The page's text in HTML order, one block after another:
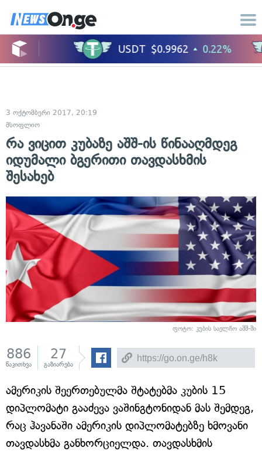
3 ოქტომბერი 2017, 20:19
მსოფლიო
რა ვიცით კუბაზე აშშ-ის წინააღმდეგ
იდუმალი ბგერითი თავდასხმის
შესახებ
ფოტო: კუბის საელჩო აშშ-ში
886
წაკითხვა
27
გაზიარება
ამერიკის შეერთებულმა შტატებმა კუბის 15
დიპლომატი გააძევა ვაშინგტონიდან მას შემდეგ,
რაც ჰავანაში ამერიკის დიპლომატებზე ხმოვანი
თავდასხმა განხორციელდა. თავდასხმის